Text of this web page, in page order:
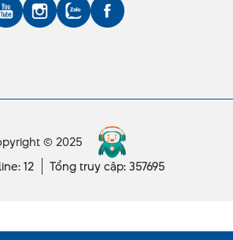
© 2025
12
Tổng truy cập: 357695